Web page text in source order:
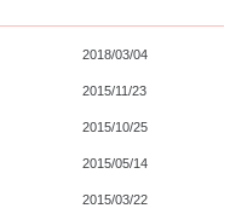
2018/03/04
2015/11/23
2015/10/25
2015/05/14
2015/03/22